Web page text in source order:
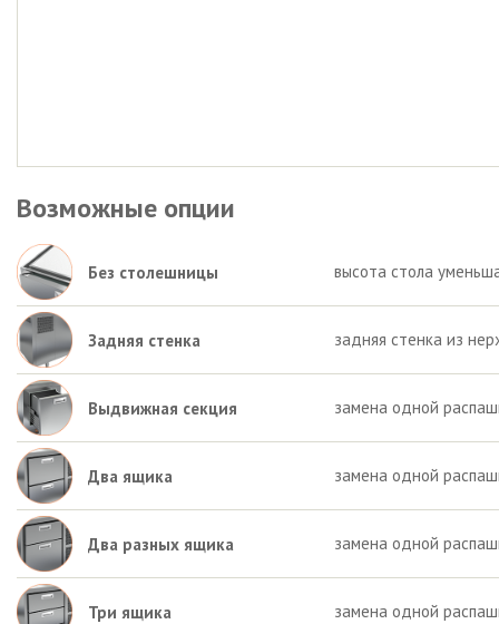
Возможные опции
Без столешницы высота стола
Задняя стенка задняя стенка из
Выдвижная секция замена одной
Два ящика замена одной
Два разных ящика замена одной
Три ящика замена одной